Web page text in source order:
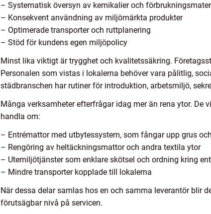
– Systematisk översyn av kemikalier och
– Konsekvent användning av miljömärkta produkter
– Optimerade transporter och ruttplanering
– Stöd för kundens egen miljöpolicy
Minst lika viktigt är trygghet och kvalitetssäkring.
Personalen som vistas i lokalerna behöver vara pålitlig,
städbranschen har rutiner för introduktion, arbetsmiljö,
Många verksamheter efterfrågar idag mer än rena ytor. De
handla om:
– Entrémattor med utbytessystem, som fångar upp grus
– Rengöring av heltäckningsmattor och andra textila ytor
– Utemiljötjänster som enklare skötsel och ordning kring
– Mindre transporter kopplade till lokalerna
När dessa delar samlas hos en och samma leverantör blir
förutsägbar nivå på servicen.